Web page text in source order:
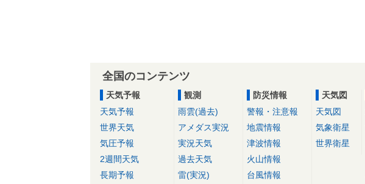
全国のコンテンツ
天気予報
天気予報
世界天気
気圧予報
2週間天気
長期予報
観測
雨雲(過去)
アメダス実況
実況天気
過去天気
雷(実況)
防災情報
警報・注意報
地震情報
津波情報
火山情報
台風情報
天気図
天気図
気象衛星
世界衛星